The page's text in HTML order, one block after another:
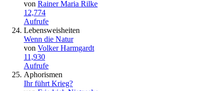
von Rainer Maria Rilke
12,774
Aufrufe
Lebensweisheiten
Wenn die Natur
von Volker Harmgardt
11,930
Aufrufe
Aphorismen
Ihr führt Krieg?